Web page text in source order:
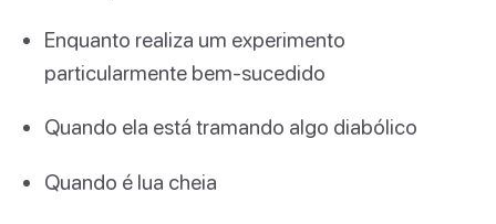
Enquanto realiza um experimento
particularmente bem-sucedido
Quando ela está tramando algo diabólico
Quando é lua cheia